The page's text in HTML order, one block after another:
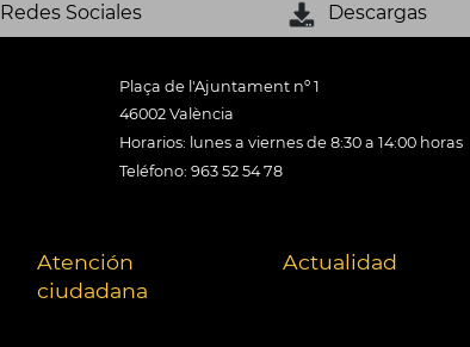
Redes Sociales Descargas
Plaça de l'Ajuntament nº 1
46002 València
Horarios: lunes a viernes de 8:30 a 14:00 horas
Teléfono: 963 52 54 78
Atención
ciudadana
Actualidad